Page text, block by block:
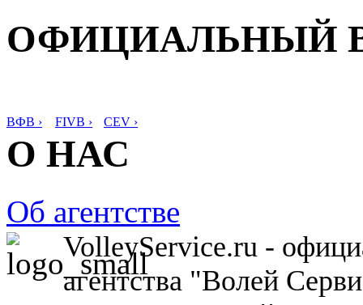
ОФИЦИАЛЬНЫЙ
ВФВ › FIVB › CEV ›
О НАС
Об агентстве
VolleyService.ru -
агентства "Волей